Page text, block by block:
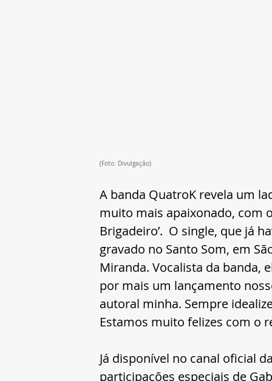
(Foto: Divulgação)
A banda QuatroK revela um
muito mais apaixonado, com
Brigadeiro’.  O single, que já
gravado no Santo Som, em
Miranda. Vocalista da banda,
por mais um lançamento
autoral minha. Sempre
Estamos muito felizes com o
Já disponível no canal oficial
participações especiais de